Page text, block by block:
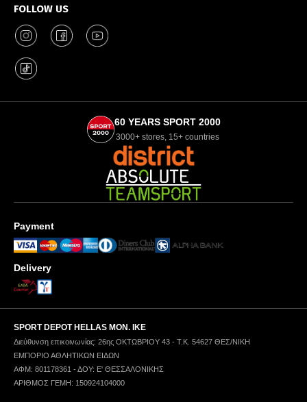
FOLLOW US
60 YEARS SPORT 2000
3000+ stores, 15+ countries
Payment
Delivery
SPORT DEPOT HELLAS ΜΟΝ. ΙΚΕ
Διεύθυνση επικοινωνίας: 26ης ΟΚΤΩΒΡΙΟΥ 43 - Τ.Κ. 54627 ΘΕΣ/ΝΙΚΗ
ΕΜΠΟΡΙΟ ΑΘΛΗΤΙΚΩΝ ΕΙΔΩΝ
ΑΦΜ: 801178361 - ΔΟΥ: Ε' ΘΕΣΣΑΛΟΝΙΚΗΣ
ΑΡΙΘΜΟΣ ΓΕΜΗ: 150924104000